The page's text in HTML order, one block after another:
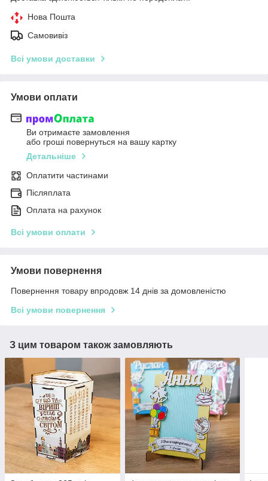
Нова Пошта
Самовивіз
Всі умови доставки
Умови оплати
Ви отримаєте замовлення
або гроші повернуться на вашу картку
Детальніше
Оплатити частинами
Післяплата
Оплата на рахунок
Всі умови оплати
Умови повернення
Повернення товару впродовж 14 днів за домовленістю
Всі умови повернення
З цим товаром також замовляють